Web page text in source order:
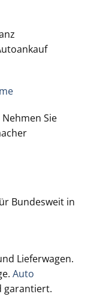
Sie
Bundesweit in
Lieferwagen.
Auto
garantiert.